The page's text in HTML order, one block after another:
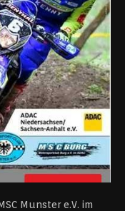
Munster e.V. im